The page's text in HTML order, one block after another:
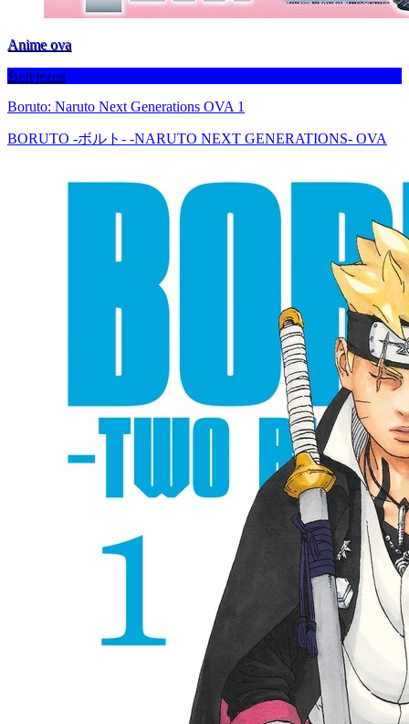
Anime ova
Befejezett
Boruto: Naruto Next Generations OVA 1
BORUTO -ボルト- -NARUTO NEXT GENERATIONS- OVA